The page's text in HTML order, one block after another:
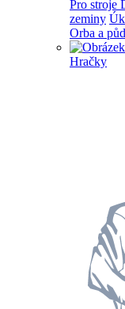
Pro stroje
zeminy
Orba a
Hračky